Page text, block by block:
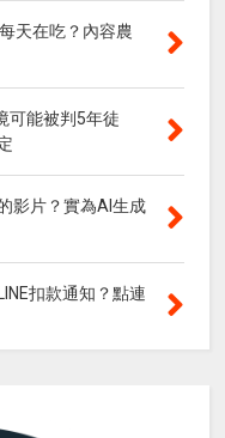
天在吃？內容農
可能被判5年徒
影片？實為AI生成
扣款通知？點連